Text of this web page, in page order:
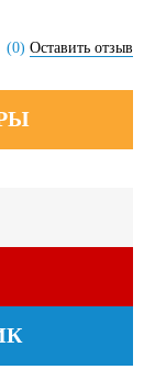
(0) Оставить отзыв